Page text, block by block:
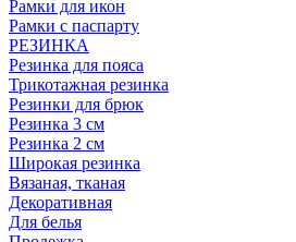
Рамки для икон
Рамки с паспарту
РЕЗИНКА
Резинка для пояса
Трикотажная резинка
Резинки для брюк
Резинка 3 см
Резинка 2 см
Широкая резинка
Вязаная, тканая
Декоративная
Для белья